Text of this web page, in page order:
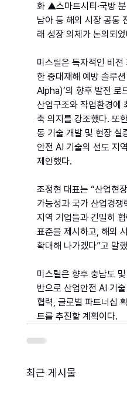
화 ▲스마트시티·국방
남아 등 해외 시장 공동
래 성장 의제가 논의되
미스릴은 독자적인 비
한 중대재해 예방 솔루
Alpha)’의 향후 발전 로
산업구조와 작업환경에
축 의지를 강조했다. 또
동 기술 개발 및 현장 실
안전 AI 기술의 선도 지
제안했다.
조정현 대표는 “산업현
가능성과 국가 산업경
지역 기업들과 긴밀히
표준을 제시하고, 해외
확대해 나가겠다”고 말
미스릴은 향후 충남도
반으로 산업안전 AI 기
협력, 글로벌 파트너십
트를 추진할 계획이다.
최근 게시물